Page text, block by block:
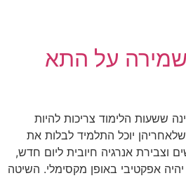
על התא
ששעות הלימוד צריכות להיות
יוכל התלמיד לבלות את
וצבירת אנרגיה חיובית ליום חדש,
אפקטיבי באופן מקסימלי. השיטה